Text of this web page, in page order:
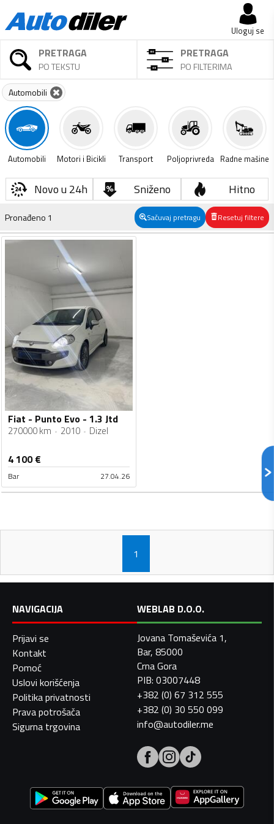
Uloguj se
PRETRAGA
PO TEKSTU
PRETRAGA
PO FILTERIMA
Automobili
Automobili Motori i Bicikli Transport Poljoprivreda Radne mašine
Novo u 24h Sniženo Hitno
Pronađeno 1 Sačuvaj pretragu Resetuj filtere
Fiat - Punto Evo - 1.3 Jtd
270000 km 2010 Dizel
4 100€
Bar 27.04.26
1
NAVIGACIJA
Prijavi se
Kontakt
Pomoć
Uslovi korišćenja
Politika privatnosti
Prava potrošača
Sigurna trgovina
WEBLAB D.O.O.
Jovana Tomaševića 1,
Bar, 85000
Crna Gora
PIB: 03007448
+382 (0) 67 312 555
+382 (0) 30 550 099
info@autodiler.me